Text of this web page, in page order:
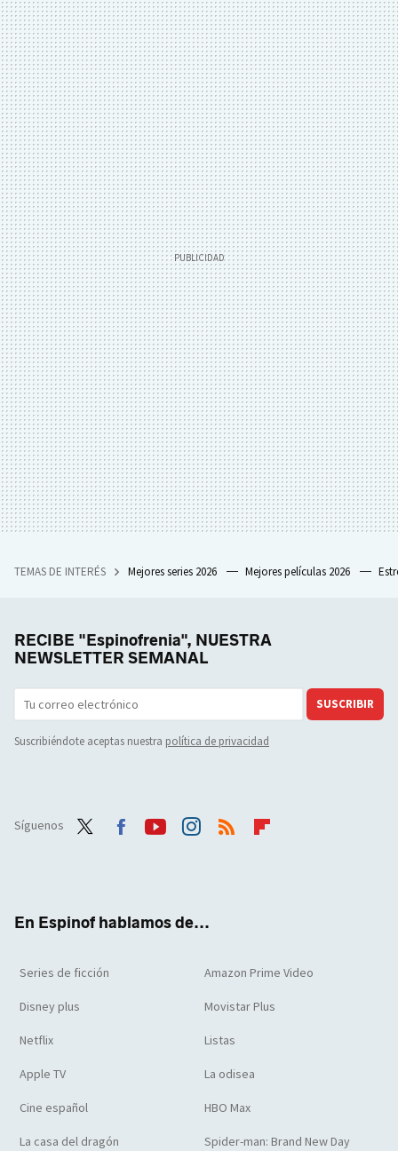
TEMAS DE INTERÉS Mejores series 2026 Mejores películas 2026
RECIBE "Espinofrenia", NUESTRA
NEWSLETTER SEMANAL
SUSCRIBIR
Suscribiéndote aceptas nuestra política de privacidad
Síguenos
En Espinof hablamos de...
Series de ficción Amazon Prime Video
Disney plus Movistar Plus
Netflix Listas
Apple TV La odisea
Cine español HBO Max
La casa del dragón Spider-man: Brand New Day